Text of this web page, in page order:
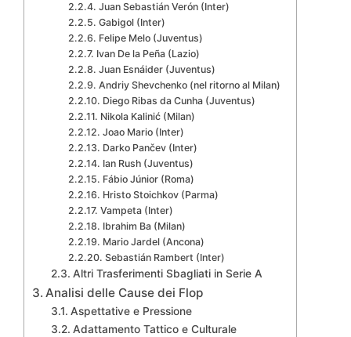
Juan Sebastián Verón (Inter)
Gabigol (Inter)
Felipe Melo (Juventus)
Ivan De la Peña (Lazio)
Juan Esnáider (Juventus)
Andriy Shevchenko (nel ritorno al Milan)
Diego Ribas da Cunha (Juventus)
Nikola Kalinić (Milan)
Joao Mario (Inter)
Darko Pančev (Inter)
Ian Rush (Juventus)
Fábio Júnior (Roma)
Hristo Stoichkov (Parma)
Vampeta (Inter)
Ibrahim Ba (Milan)
Mario Jardel (Ancona)
Sebastián Rambert (Inter)
Altri Trasferimenti Sbagliati in Serie A
Analisi delle Cause dei Flop
Aspettative e Pressione
Adattamento Tattico e Culturale